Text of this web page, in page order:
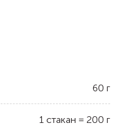
60 г
1 стакан = 200 г